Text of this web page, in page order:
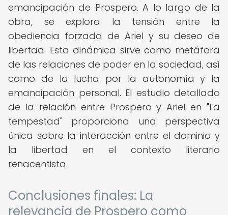
emancipación de Prospero. A lo largo de la
obra, se explora la tensión entre la
obediencia forzada de Ariel y su deseo de
libertad. Esta dinámica sirve como metáfora
de las relaciones de poder en la sociedad, así
como de la lucha por la autonomía y la
emancipación personal. El estudio detallado
de la relación entre Prospero y Ariel en "La
tempestad" proporciona una perspectiva
única sobre la interacción entre el dominio y
la libertad en el contexto literario
renacentista.
Conclusiones finales: La
relevancia de Prospero como